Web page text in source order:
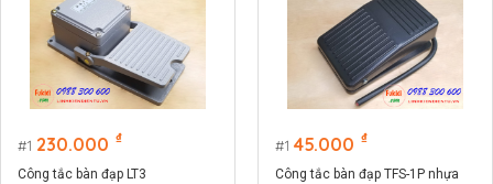
1 230.000 ₫
Công tắc bàn đạp LT3
1 45.000 ₫
Công tắc bàn đạp TFS-1P nhựa